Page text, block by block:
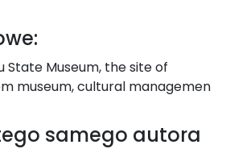
State Museum, the site of
museum, cultural managemen
samego autora